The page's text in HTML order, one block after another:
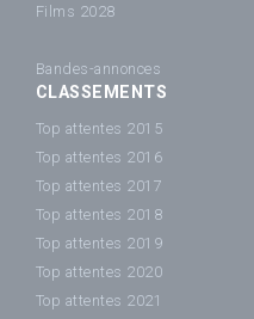
Films 2028
Bandes-annonces
CLASSEMENTS
Top attentes 2015
Top attentes 2016
Top attentes 2017
Top attentes 2018
Top attentes 2019
Top attentes 2020
Top attentes 2021